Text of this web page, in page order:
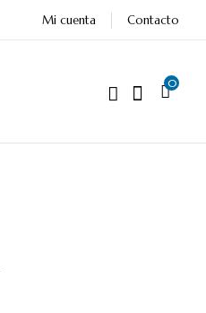
Mi cuenta Contacto
0